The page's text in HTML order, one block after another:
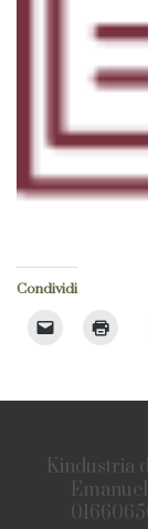
Condividi
Kindustria